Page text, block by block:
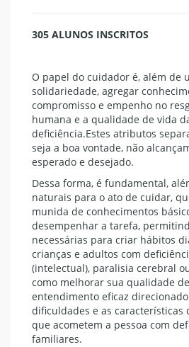
305 ALUNOS INSCRITOS
O papel do cuidador é, além de
solidariedade, agregar
compromisso e empenho no
humana e a qualidade de vida
deficiência.Estes atributos
seja a boa vontade, não
esperado e desejado.
Dessa forma, é fundamental,
naturais para o ato de cuidar,
munida de conhecimentos
desempenhar a tarefa,
necessárias para criar hábitos
crianças e adultos com
(intelectual), paralisia cerebral
como melhorar sua qualidade
entendimento eficaz
dificuldades e as características
que acometem a pessoa com
familiares.